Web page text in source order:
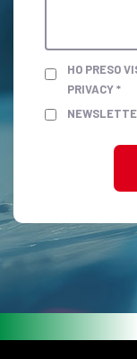
HO PRESO
PRIVACY *